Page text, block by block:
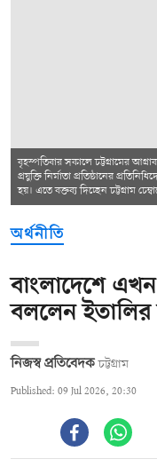
বৃহস্পতিবার সকালে চট্টগ্রামের
প্রযুক্তি নির্মাতা প্রতিষ্ঠানের
হয়। এতে বক্তব্য দিচ্ছেন চট্টগ্রাম
অর্থনীতি
বাংলাদেশে
বললেন ইতালির
নিজস্ব প্রতিবেদক চট্টগ্রাম
Published: 09 Jul 2026, 20:30